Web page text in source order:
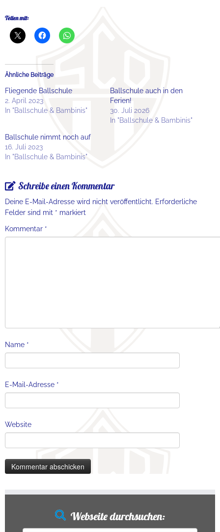
Teilen mit:
Ähnliche Beiträge
Fliegende Ballschule
2. April 2023
In "Ballschule & Bambinis"
Ballschule auch in den
Ferien!
30. Juli 2026
In "Ballschule & Bambinis"
Ballschule nimmt noch auf
16. Juli 2023
In "Ballschule & Bambinis"
Schreibe einen Kommentar
Deine E-Mail-Adresse wird nicht veröffentlicht. Erforderliche
Felder sind mit * markiert
Kommentar *
Name *
E-Mail-Adresse *
Website
Webseite durchsuchen: